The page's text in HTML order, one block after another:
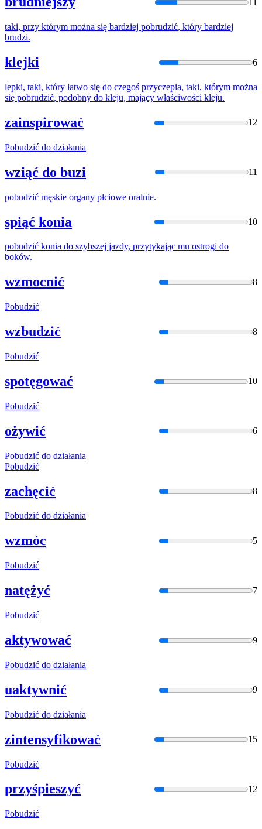
taki, przy którym można się bardziej pobrudzić, który bardziej
brudzi.
klejki 6
lepki, taki, który łatwo się do czegoś przyczepia, taki, którym można
się pobrudzić, podobny do kleju, mający właściwości kleju.
zainspirować 12
Pobudzić do działania
wziąć do buzi 11
pobudzić męskie organy płciowe oralnie.
spiąć konia 10
pobudzić konia do szybszej jazdy, przytykając mu ostrogi do
boków.
wzmocnić 8
Pobudzić
wzbudzić 8
Pobudzić
spotęgować 10
Pobudzić
ożywić 6
Pobudzić do działania
Pobudzić
zachęcić 8
Pobudzić do działania
wzmóc 5
Pobudzić
natężyć 7
Pobudzić
aktywować 9
Pobudzić do działania
uaktywnić 9
Pobudzić do działania
zintensyfikować 15
Pobudzić
przyśpieszyć 12
Pobudzić